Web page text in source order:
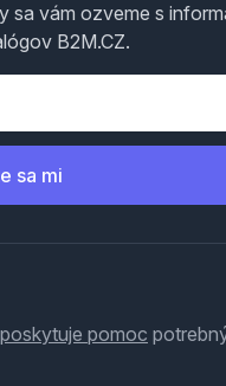
sa vám ozveme s
B2M.CZ.
sa mi
poskytuje pomoc